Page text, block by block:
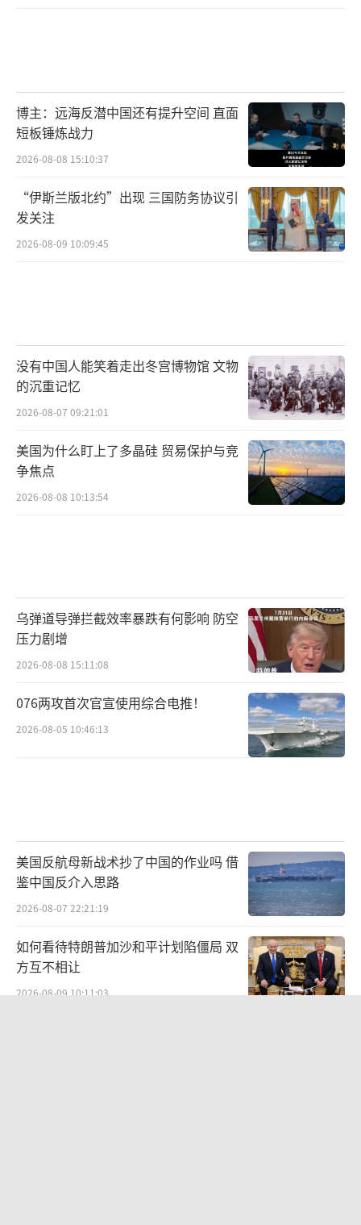
博主：远海反潜中国还有提升空间 直面
短板锤炼战力
2026-08-08 15:10:37
“伊斯兰版北约”出现 三国防务协议引
发关注
2026-08-09 10:09:45
没有中国人能笑着走出冬宫博物馆 文物
的沉重记忆
2026-08-07 09:21:01
美国为什么盯上了多晶硅 贸易保护与竞
争焦点
2026-08-08 10:13:54
乌弹道导弹拦截效率暴跌有何影响 防空
压力剧增
2026-08-08 15:11:08
076两攻首次官宣使用综合电推！
2026-08-05 10:46:13
美国反航母新战术抄了中国的作业吗 借
鉴中国反介入思路
2026-08-07 22:21:19
如何看待特朗普加沙和平计划陷僵局 双
方互不相让
2026-08-09 10:11:03